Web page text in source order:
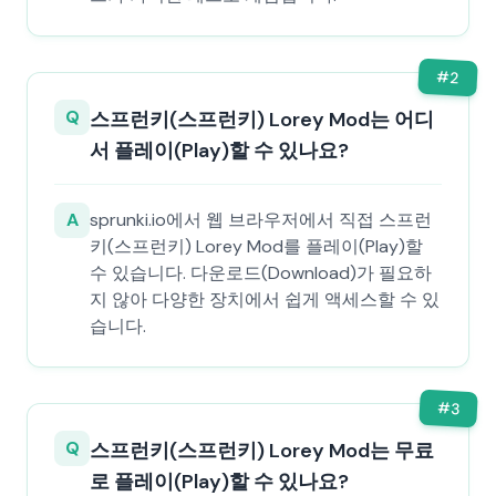
#2
Q 스프런키(스프런키) Lorey Mod는 어디
서 플레이(Play)할 수 있나요?
A sprunki.io에서 웹 브라우저에서 직접 스프런
키(스프런키) Lorey Mod를 플레이(Play)할
수 있습니다. 다운로드(Download)가 필요하
지 않아 다양한 장치에서 쉽게 액세스할 수 있
습니다.
#3
Q 스프런키(스프런키) Lorey Mod는 무료
로 플레이(Play)할 수 있나요?